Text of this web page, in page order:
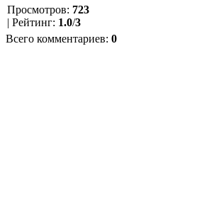
Просмотров: 723
| Рейтинг: 1.0/3
Всего комментариев: 0